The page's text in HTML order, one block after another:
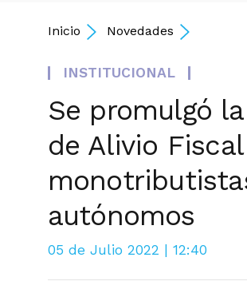
Inicio Novedades
INSTITUCIONAL
Se promulgó
de Alivio
autónomos
05 de Julio 2022 | 12:40